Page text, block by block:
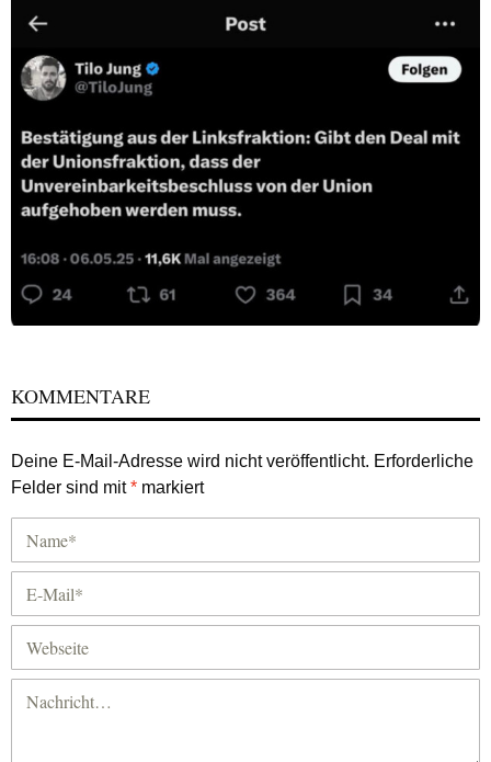
KOMMENTARE
Deine E-Mail-Adresse wird nicht veröffentlicht. Erforderliche
Felder sind mit* markiert